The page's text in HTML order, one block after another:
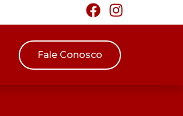
Fale Conosco